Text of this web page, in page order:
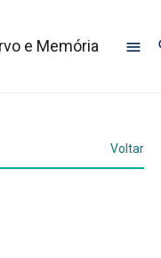
e Memória
Voltar